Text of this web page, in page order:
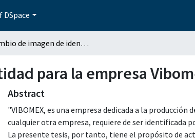
DSpace
Cambio de imagen de identidad para la empresa Vibomex
para la empresa
Abstract
"VIBOMEX, es una empresa dedicada a la
cualquier otra empresa, requiere de ser identificada
La presente tesis, por tanto, tiene el propósito de